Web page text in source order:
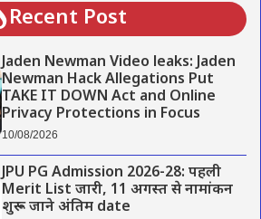
Recent Post
Jaden Newman Video leaks: Jaden
Newman Hack Allegations Put
TAKE IT DOWN Act and Online
Privacy Protections in Focus
10/08/2026
JPU PG Admission 2026-28: पहली
Merit List जारी, 11 अगस्त से नामांकन
शुरू – जाने अंतिम date